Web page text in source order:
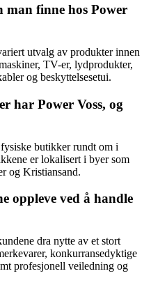
finne hos Power
utvalg av produkter innen
TV-er, lydprodukter,
og beskyttelsesetui.
har Power Voss, og
butikker rundt om i
er lokalisert i byer som
og Kristiansand.
oppleve ved å handle
dra nytte av et stort
konkurransedyktige
profesjonell veiledning og